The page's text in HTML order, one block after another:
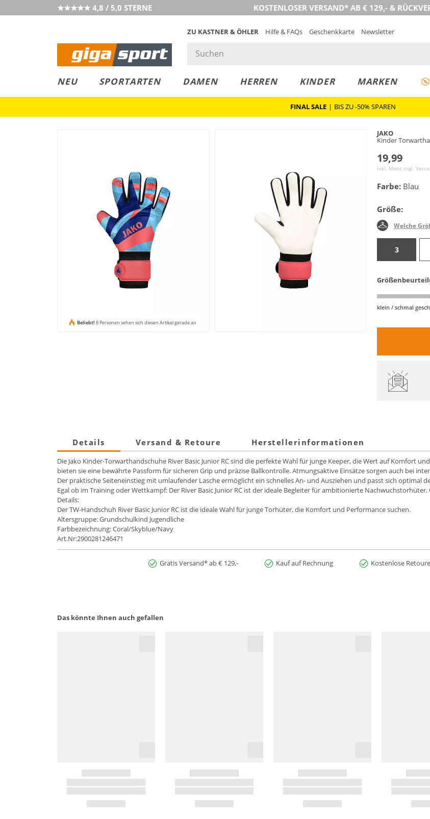
★★★★★ 4,8 / 5,0 STERNE KOSTENLOSER VERSAND* AB € 129,- &
ZU KASTNER & ÖHLER Hilfe & FAQs Geschenkkarte Newsletter
NEU SPORTARTEN DAMEN HERREN KINDER MARKEN
FINAL SALE | BIS ZU -50% SPAREN
Beliebt! 8 Personen sehen sich diesen Artikel gerade an
JAKO
Kinder
19,99
inkl. Mwst zzgl.
Farbe: Blau
Größe:
Welche
3
klein / schmal
Details Versand & Retoure Herstellerinformationen
Die Jako Kinder-Torwarthandschuhe River Basic Junior RC sind die perfekte Wahl für junge Keeper, die Wert auf Komfort
bieten sie eine bewährte Passform für sicheren Grip und präzise Ballkontrolle. Atmungsaktive Einsätze sorgen auch bei
Der praktische Seiteneinstieg mit umlaufender Lasche ermöglicht ein schnelles An- und Ausziehen und passt sich optimal
Egal ob im Training oder Wettkampf: Der River Basic Junior RC ist der ideale Begleiter für ambitionierte
Details:
Der TW-Handschuh River Basic Junior RC ist die ideale Wahl für junge Torhüter, die Komfort und Performance suchen.
Altersgruppe: Grundschulkind Jugendliche
Farbbezeichnung: Coral/Skyblue/Navy
Art.Nr:2900281246471
Gratis Versand* ab € 129,- Kauf auf Rechnung Kostenlose Retoure
Das könnte Ihnen auch gefallen